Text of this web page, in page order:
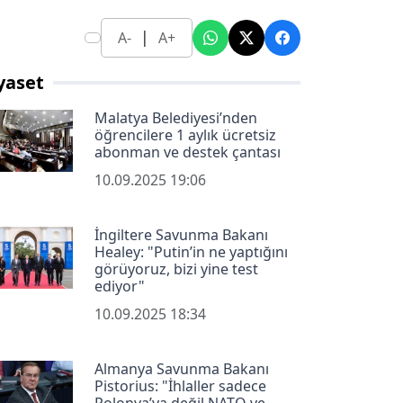
A- | A+
Malatya Belediyesi’nden
öğrencilere 1 aylık ücretsiz
abonman ve destek çantası
10.09.2025 19:06
İngiltere Savunma Bakanı
Healey: "Putin’in ne yaptığını
görüyoruz, bizi yine test
ediyor"
10.09.2025 18:34
Almanya Savunma Bakanı
Pistorius: "İhlaller sadece